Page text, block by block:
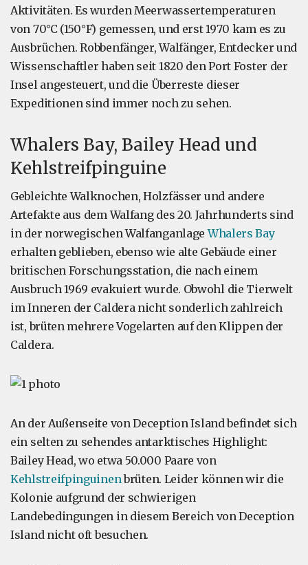
Aktivitäten. Es wurden Meerwassertemperaturen
von 70°C (150°F) gemessen, und erst 1970 kam es zu
Ausbrüchen. Robbenfänger, Walfänger, Entdecker und
Wissenschaftler haben seit 1820 den Port Foster der
Insel angesteuert, und die Überreste dieser
Expeditionen sind immer noch zu sehen.
Whalers Bay, Bailey Head und
Kehlstreifpinguine
Gebleichte Walknochen, Holzfässer und andere
Artefakte aus dem Walfang des 20. Jahrhunderts sind
in der norwegischen WalfanganlageWhalers Bay
erhalten geblieben, ebenso wie alte Gebäude einer
britischen Forschungsstation, die nach einem
Ausbruch 1969 evakuiert wurde. Obwohl die Tierwelt
im Inneren der Caldera nicht sonderlich zahlreich
ist, brüten mehrere Vogelarten auf den Klippen der
Caldera.
An der Außenseite von Deception Island befindet sich
ein selten zu sehendes antarktisches Highlight:
Bailey Head, wo etwa 50.000 Paare von
Kehlstreifpinguinenbrüten. Leider können wir die
Kolonie aufgrund der schwierigen
Landebedingungen in diesem Bereich von Deception
Island nicht oft besuchen.